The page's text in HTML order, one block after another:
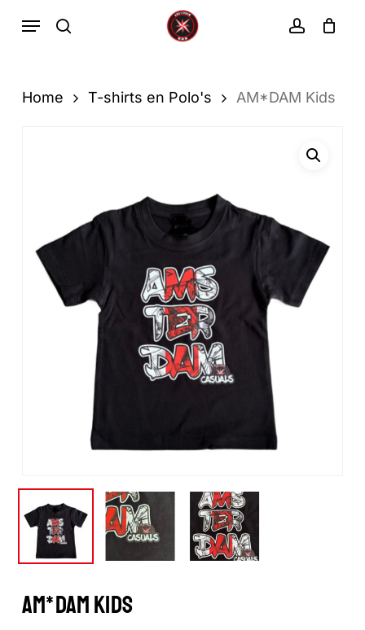
zoekopdracht
Menu
Winkelwagen
Home T-shirts en Polo's AM*DAM Kids
AM*DAM KIDS